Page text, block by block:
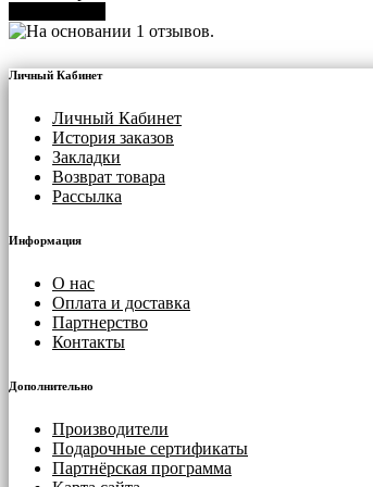
Личный Кабинет
Личный Кабинет
История заказов
Закладки
Возврат товара
Рассылка
Информация
О нас
Оплата и доставка
Партнерство
Контакты
Дополнительно
Производители
Подарочные сертификаты
Партнёрская программа